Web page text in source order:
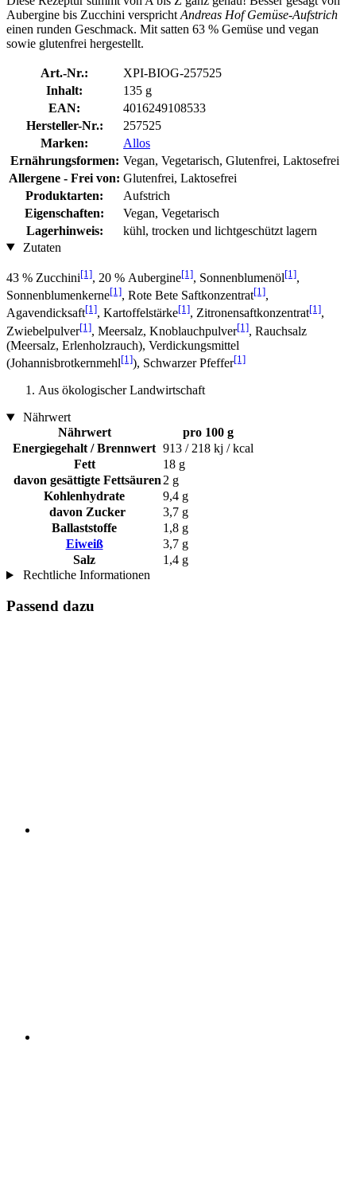
Aubergine bis Zucchini verspricht Andreas Hof Gemüse-Aufstrich
einen runden Geschmack. Mit satten 63 % Gemüse und vegan
sowie glutenfrei hergestellt.
Art.-Nr.:
XPI-BIOG-257525
Inhalt:
135 g
EAN:
4016249108533
Hersteller-Nr.:
257525
Marken:
Allos
Ernährungsformen: Vegan, Vegetarisch, Glutenfrei, Laktosefrei
Allergene - Frei von: Glutenfrei, Laktosefrei
Produktarten:
Aufstrich
Eigenschaften:
Vegan, Vegetarisch
Lagerhinweis:
kühl, trocken und lichtgeschützt lagern
Zutaten
43 % Zucchini[1], 20 % Aubergine[1], Sonnenblumenöl[1],
Sonnenblumenkerne[1], Rote Bete Saftkonzentrat[1],
Agavendicksaft[1], Kartoffelstärke[1], Zitronensaftkonzentrat[1],
Zwiebelpulver[1], Meersalz, Knoblauchpulver[1], Rauchsalz
(Meersalz, Erlenholzrauch), Verdickungsmittel
(Johannisbrotkernmehl[1]), Schwarzer Pfeffer[1]
Aus ökologischer Landwirtschaft
Nährwert
Nährwert
pro 100 g
Energiegehalt / Brennwert 913 / 218 kj / kcal
Fett
18 g
davon gesättigte Fettsäuren 2 g
Kohlenhydrate
9,4 g
davon Zucker
3,7 g
Ballaststoffe
1,8 g
Eiweiß
3,7 g
Salz
1,4 g
Rechtliche Informationen
Passend dazu